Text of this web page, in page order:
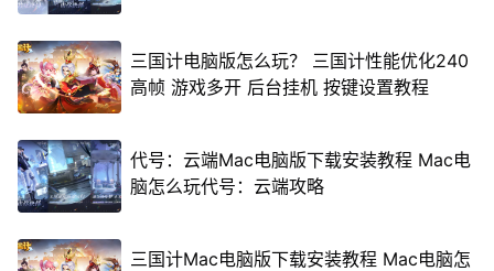
三国计电脑版怎么玩？ 三国计性能优化240
高帧 游戏多开 后台挂机 按键设置教程
代号：云端Mac电脑版下载安装教程 Mac电
脑怎么玩代号：云端攻略
三国计Mac电脑版下载安装教程 Mac电脑怎